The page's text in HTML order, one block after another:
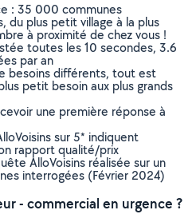
: 35 000 communes
du plus petit village à la plus
à proximité de chez vous !
toutes les 10 secondes, 3.6
par an
besoins différents, tout est
petit besoin aux plus grands
une première réponse à
sur 5* indiquent
rapport qualité/prix
AlloVoisins réalisée sur un
interrogées (Février 2024)
- commercial en urgence ?